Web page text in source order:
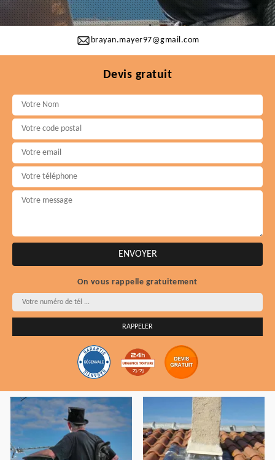
brayan.mayer97@gmail.com
Devis gratuit
On vous rappelle gratuitement